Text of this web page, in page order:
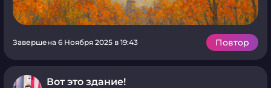
Завершена 6 Ноября 2025 в 19:43 Повтор
Вот это здание!